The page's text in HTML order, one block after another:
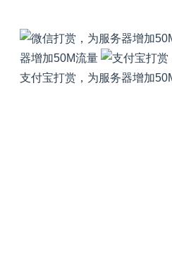
器增加50M流量
支付宝打赏，为服务器增加